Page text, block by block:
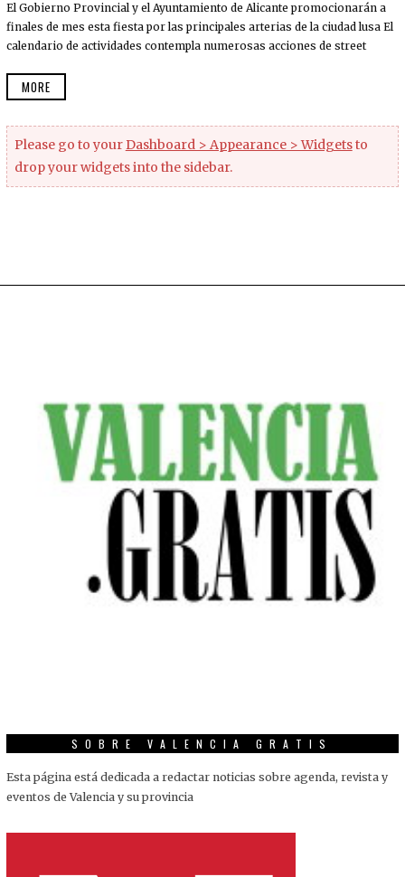
El Gobierno Provincial y el Ayuntamiento de Alicante promocionarán a
finales de mes esta fiesta por las principales arterias de la ciudad lusa El
calendario de actividades contempla numerosas acciones de street
MORE
Please go to yourDashboard > Appearance > Widgetsto
drop your widgets into the sidebar.
SOBRE VALENCIA GRATIS
Esta página está dedicada a redactar noticias sobre agenda, revista y
eventos de Valencia y su provincia